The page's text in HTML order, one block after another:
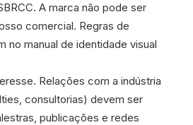
A marca não pode ser
comercial. Regras de
no manual de identidade visual
Relações com a indústria
consultorias) devem ser
publicações e redes